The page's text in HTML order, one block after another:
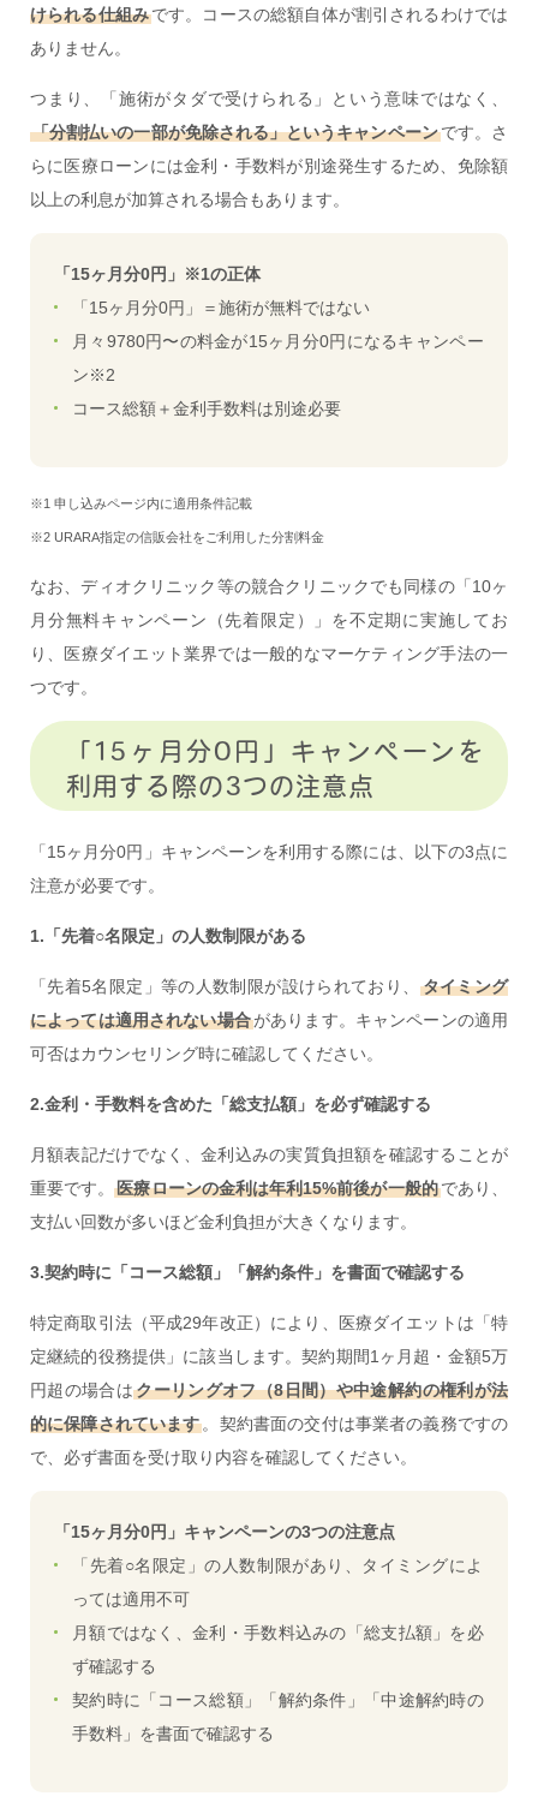
けられる仕組みです。コースの総額自体が割引されるわけでは
ありません。
つまり、「施術がタダで受けられる」という意味ではなく、
「分割払いの一部が免除される」というキャンペーンです。さ
らに医療ローンには金利・手数料が別途発生するため、免除額
以上の利息が加算される場合もあります。
「15ヶ月分0円」※1の正体
「15ヶ月分0円」＝施術が無料ではない
月々9780円〜の料金が15ヶ月分0円になるキャンペー
ン※2
コース総額＋金利手数料は別途必要
※1 申し込みページ内に適用条件記載
※2 URARA指定の信販会社をご利用した分割料金
なお、ディオクリニック等の競合クリニックでも同様の「10ヶ
月分無料キャンペーン（先着限定）」を不定期に実施してお
り、医療ダイエット業界では一般的なマーケティング手法の一
つです。
「15ヶ月分0円」キャンペーンを
利用する際の3つの注意点
「15ヶ月分0円」キャンペーンを利用する際には、以下の3点に
注意が必要です。
1.「先着○名限定」の人数制限がある
「先着5名限定」等の人数制限が設けられており、
タイミング
によっては適用されない場合があります。キャンペーンの適用
可否はカウンセリング時に確認してください。
2.金利・手数料を含めた「総支払額」を必ず確認する
月額表記だけでなく、金利込みの実質負担額を確認することが
重要です。医療ローンの金利は年利15%前後が一般的であり、
支払い回数が多いほど金利負担が大きくなります。
3.契約時に「コース総額」「解約条件」を書面で確認する
特定商取引法（平成29年改正）により、医療ダイエットは「特
定継続的役務提供」に該当します。契約期間1ヶ月超・金額5万
円超の場合はクーリングオフ（8日間）や中途解約の権利が法
的に保障されています。契約書面の交付は事業者の義務ですの
で、必ず書面を受け取り内容を確認してください。
「15ヶ月分0円」キャンペーンの3つの注意点
「先着○名限定」の人数制限があり、タイミングによ
っては適用不可
月額ではなく、金利・手数料込みの「総支払額」を必
ず確認する
契約時に「コース総額」「解約条件」「中途解約時の
手数料」を書面で確認する